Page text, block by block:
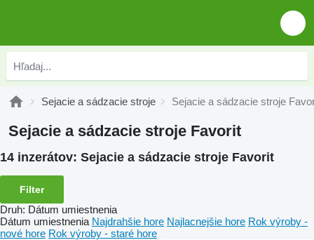
Sejacie a sádzacie stroje Sejacie a sádzacie stroje
Sejacie a sádzacie stroje Favorit
14 inzerátov: Sejacie a sádzacie stroje Favorit
Filter
Druh: Dátum umiestnenia
Dátum umiestnenia Najdrahšie hore Najlacnejšie hore Rok výroby -
nové hore Rok výroby - staré hore